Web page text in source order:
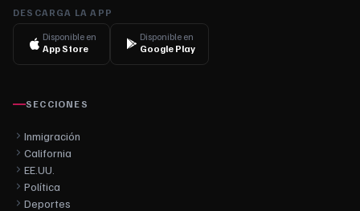
DESCARGA LA APP
Disponible en
App Store
Disponible en
Google Play
SECCIONES
Inmigración
California
EE.UU.
Política
Deportes